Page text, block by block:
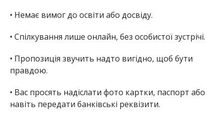
• Немає вимог до освіти або досвіду.
• Спілкування лише онлайн, без особистої зустрічі.
• Пропозиція звучить надто вигідно, щоб бути
правдою.
• Вас просять надіслати фото картки, паспорт або
навіть передати банківські реквізити.